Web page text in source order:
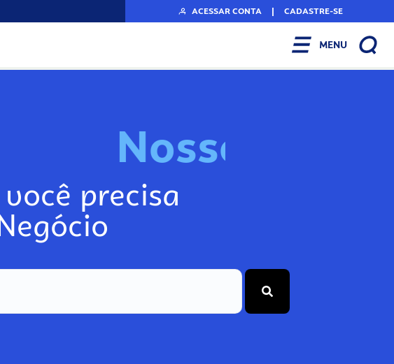
ACESSAR CONTA | CADASTRE-SE
MENU
Nosso
precisa